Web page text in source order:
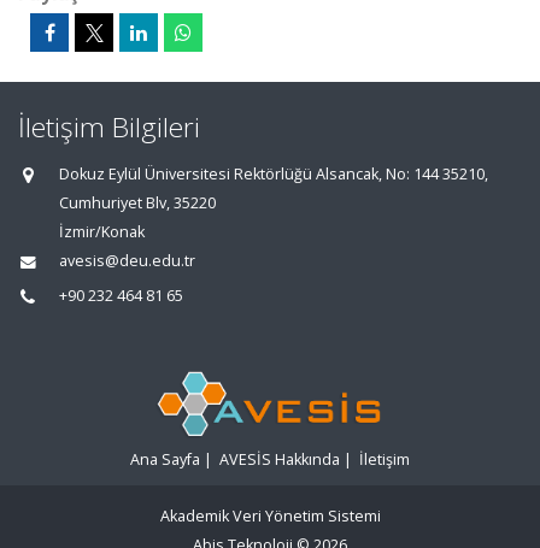
İletişim Bilgileri
Dokuz Eylül Üniversitesi Rektörlüğü Alsancak, No: 144 35210,
Cumhuriyet Blv, 35220
İzmir/Konak
avesis@deu.edu.tr
+90 232 464 81 65
Ana Sayfa | AVESİS Hakkında | İletişim
Akademik Veri Yönetim Sistemi